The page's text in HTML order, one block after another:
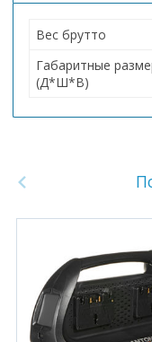
Вес брутто
Габаритные
(Д*Ш*В)